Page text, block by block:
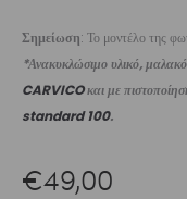
Σημείωση: Το μοντέλο της
*Ανακυκλώσιμο υλικό,
CARVICOκαι με
standard 100.
€49,00